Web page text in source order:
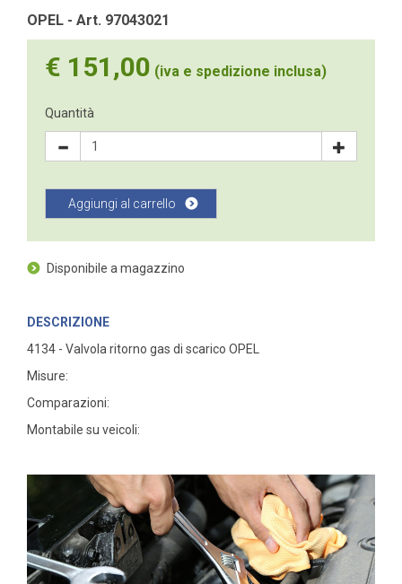
OPEL - Art. 97043021
€ 151,00 (iva e spedizione inclusa)
Quantità
Aggiungi al carrello
Disponibile a magazzino
DESCRIZIONE
4134 - Valvola ritorno gas di scarico OPEL
Misure:
Comparazioni:
Montabile su veicoli: